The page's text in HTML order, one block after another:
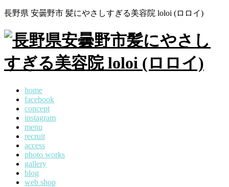
長野県 安曇野市 髪にやさしすぎる美容院 loloi (ロロイ)
home
facebook
concept
instagram
menu
recruit
access
photo works
gallery
blog
web shop